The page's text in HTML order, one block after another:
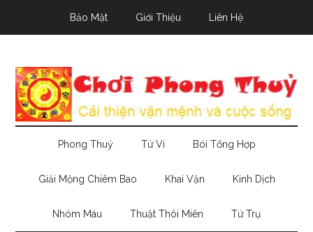
Bảo Mật Giới Thiệu Liên Hệ
Phong Thuỷ Tử Vi Bói Tổng Hợp
Giải Mộng Chiêm Bao Khai Vận Kinh Dịch
Nhóm Máu Thuật Thôi Miên Tứ Trụ